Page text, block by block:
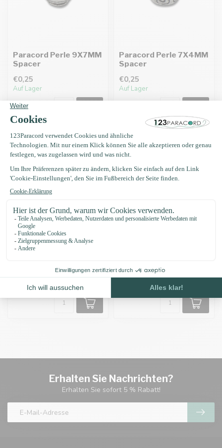
Paracord Perle 9X7MM
Spacer
€0,25
Auf Lager
Paracord Perle 7X4MM
Spacer
€0,25
Auf Lager
Paracord Perle 7X3MM
€0,20
Auf Lager
€0,25
Erhalten Sie Nachrichten?
Erhalten Sie sofort 5 % Rabatt!